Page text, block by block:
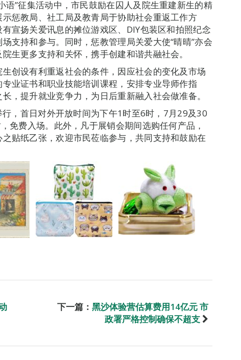
语”征集活动中，市民鼓励在囚人及院生重建新生的精
惩教局、社工局及教青局于协助社会重返工作方
宣扬关爱讯息的摊位游戏区、DIY包装区和拍照纪念
支持和参与。同时，惩教管理局关爱大使“晴晴”亦会
生更多支持和关怀，携手创建和谐共融社会。
创设有利重返社会的条件，因应社会的变化及市场
业证书和职业技能培训课程，安排专业导师作指
，提升就业竞争力，为日后重新融入社会做准备。
，首日对外开放时间为下午1时至6时，7月29及30
免费入场。此外，凡于展销会期间选购任何产品，
贴纸乙张，欢迎市民莅临参与，共同支持和鼓励在
下一篇： 黑沙体验营估算费用14亿元 市
政署严格控制确保不超支